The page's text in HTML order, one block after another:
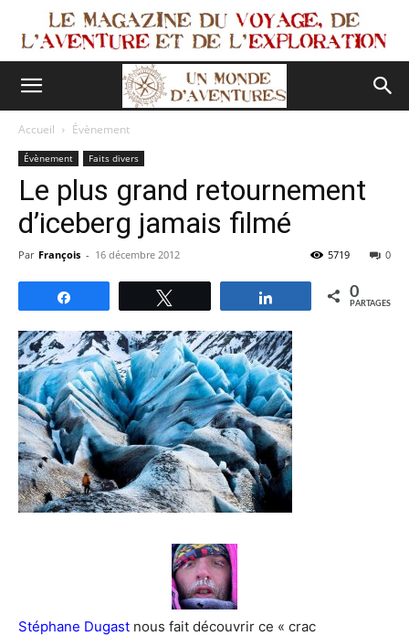
Accueil Évènement
Évènement Faits divers
Le plus grand retournement
d’iceberg jamais filmé
Par François - 16 décembre 2012 0
5719
Partagez 0
PARTAGES
Stéphane Dugast nous fait découvrir ce « crac